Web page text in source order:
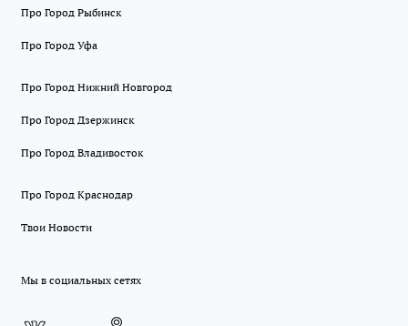
Про Город Рыбинск
Про Город Уфа
Про Город Нижний Новгород
Про Город Дзержинск
Про Город Владивосток
Про Город Краснодар
Твои Новости
Мы в социальных сетях